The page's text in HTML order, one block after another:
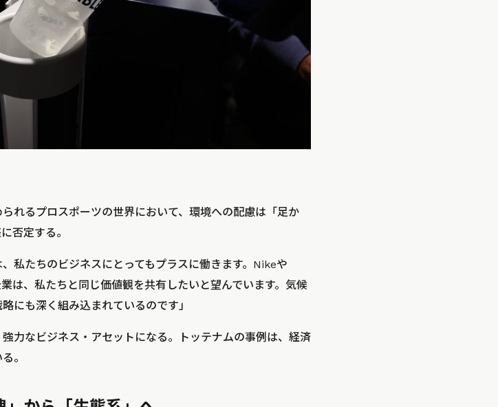
れるプロスポーツの世界において、環境への配慮は「足か
否定する。
私たちのビジネスにとってもプラスに働きます。Nikeや
、私たちと同じ価値観を共有したいと望んでいます。気候
にも深く組み込まれているのです」
力なビジネス・アセットになる。トッテナムの事例は、経済
。